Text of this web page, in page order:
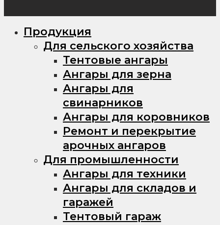
Продукция
Для сельского хозяйства
Тентовые ангары
Ангары для зерна
Ангары для
свинарников
Ангары для коровников
Ремонт и перекрытие
арочных ангаров
Для промышленности
Ангары для техники
Ангары для складов и
гаражей
Тентовый гараж